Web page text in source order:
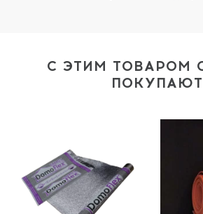
С ЭТИМ ТОВАРОМ
ПОКУПАЮТ